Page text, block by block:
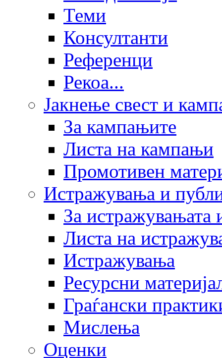
Теми
Консултанти
Референци
Рекоа...
Јакнење свест и
За кампањите
Листа на кампањи
Промотивен
Истражувања и
За истражувањата
Листа на
Истражувања
Ресурсни
Граѓански
Мислења
Оценки